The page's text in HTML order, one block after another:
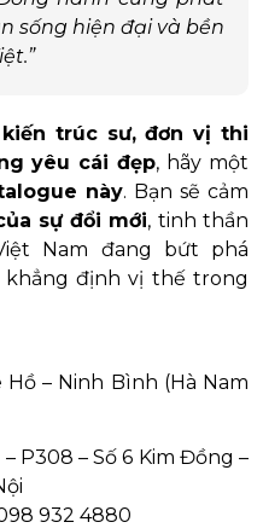
sống hiện đại và bền
trúc sư, đơn vị thi
yêu cái đẹp, hãy một
này. Bạn sẽ cảm
sự đổi mới, tinh thần
Nam đang bứt phá
định vị thế trong
Hồ – Ninh Bình (Hà Nam
P308 – Số 6 Kim Đồng –
932 4880